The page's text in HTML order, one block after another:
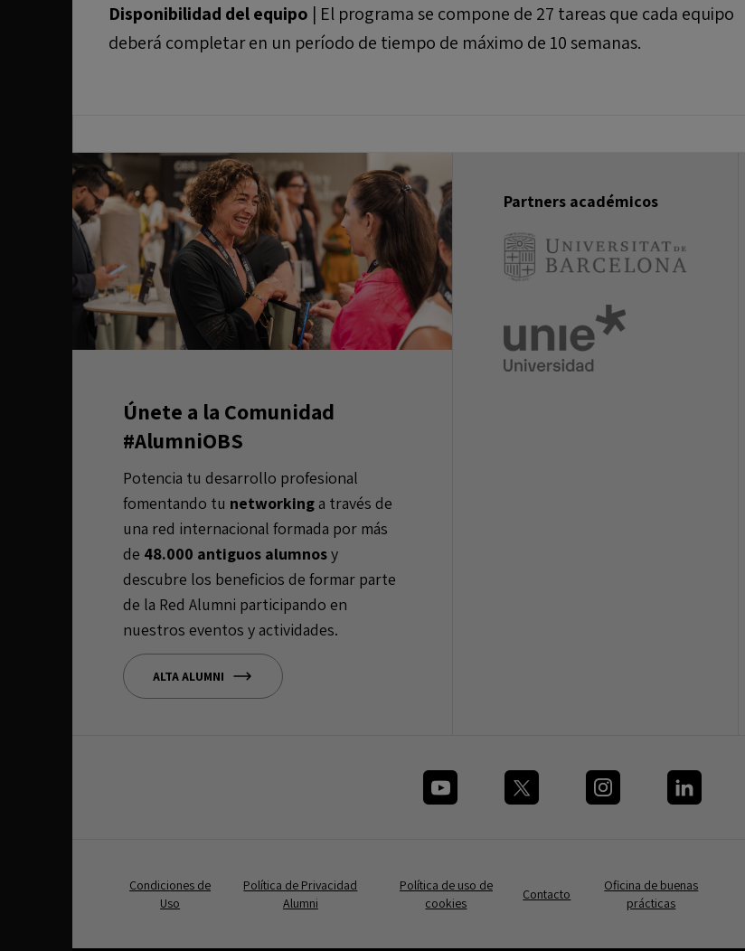
Disponibilidad del equipo | El programa se compone de 27 tareas que cada equipo
deberá completar en un período de tiempo de máximo de 10 semanas.
Únete a la Comunidad
#AlumniOBS
Potencia tu desarrollo profesional
fomentando tu networkinga través de
una red internacional formada por más
de 48.000 antiguos alumnosy
descubre los beneficios de formar parte
de la Red Alumni participando en
nuestros eventos y actividades.
ALTA ALUMNI
Partners académicos
Condiciones de
Uso
Política de Privacidad
Alumni
Política de uso de
cookies
Contacto
Oficina de buenas
prácticas